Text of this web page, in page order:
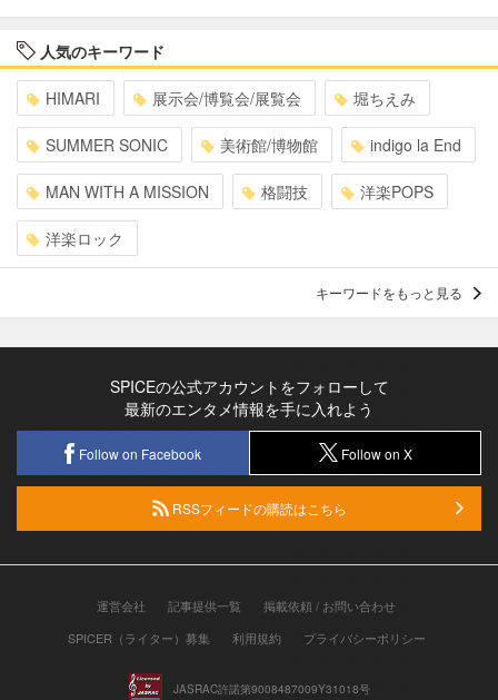
人気のキーワード
HIMARI 展示会/博覧会/展覧会 堀ちえみ
SUMMER SONIC 美術館/博物館 indigo la End
MAN WITH A MISSION 格闘技 洋楽POPS
洋楽ロック
キーワードをもっと見る
SPICEの公式アカウントをフォローして
最新のエンタメ情報を手に入れよう
Follow on Facebook Follow on X
RSSフィードの購読はこちら
運営会社 記事提供一覧
掲載依頼 / お問い合わせ
SPICER（ライター）募集
利用規約 プライバシーポリシー
JASRAC許諾第9008487009Y31018号